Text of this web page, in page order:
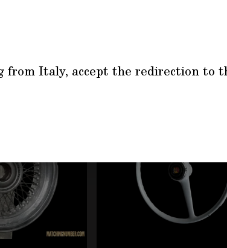
Italy, accept the redirection to
INTERESSARTI
il tasto tabulazione. È possibile saltare il